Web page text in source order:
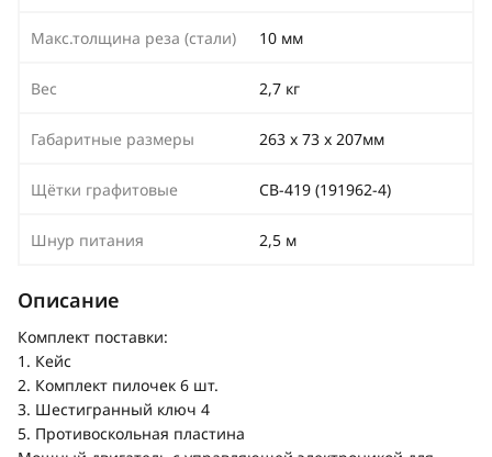
Макс.толщина реза (стали) 10 мм
Вес 2,7 кг
Габаритные размеры 263 х 73 х 207мм
Щётки графитовые СВ-419 (191962-4)
Шнур питания 2,5 м
Описание
Комплект поставки:
1. Кейс
2. Комплект пилочек 6 шт.
3. Шестигранный ключ 4
5. Противоскольная пластина